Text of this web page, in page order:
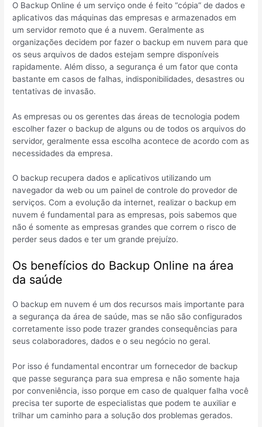
O Backup Online é um serviço onde é feito “cópia” de dados e
aplicativos das máquinas das empresas e armazenados em
um servidor remoto que é a nuvem. Geralmente as
organizações decidem por fazer o backup em nuvem para que
os seus arquivos de dados estejam sempre disponíveis
rapidamente. Além disso, a segurança é um fator que conta
bastante em casos de falhas, indisponibilidades, desastres ou
tentativas de invasão.
As empresas ou os gerentes das áreas de tecnologia podem
escolher fazer o backup de alguns ou de todos os arquivos do
servidor, geralmente essa escolha acontece de acordo com as
necessidades da empresa.
O backup recupera dados e aplicativos utilizando um
navegador da web ou um painel de controle do provedor de
serviços. Com a evolução da internet, realizar o backup em
nuvem é fundamental para as empresas, pois sabemos que
não é somente as empresas grandes que correm o risco de
perder seus dados e ter um grande prejuízo.
Os benefícios do Backup Online na área
da saúde
O backup em nuvem é um dos recursos mais importante para
a segurança da área de saúde, mas se não são configurados
corretamente isso pode trazer grandes consequências para
seus colaboradores, dados e o seu negócio no geral.
Por isso é fundamental encontrar um fornecedor de backup
que passe segurança para sua empresa e não somente haja
por conveniência, isso porque em caso de qualquer falha você
precisa ter suporte de especialistas que podem te auxiliar e
trilhar um caminho para a solução dos problemas gerados.